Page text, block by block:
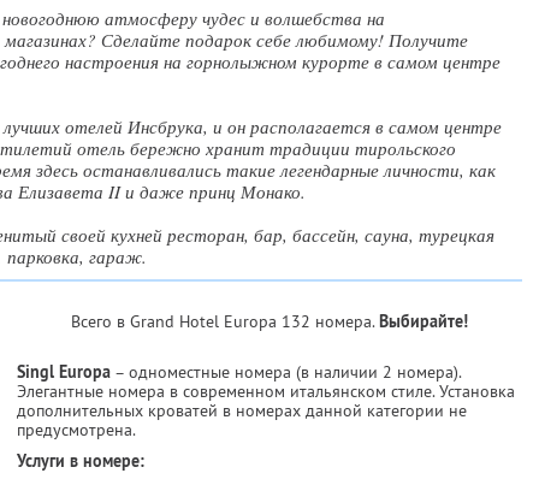
атмосферу чудес и волшебства на
Сделайте подарок себе любимому! Получите
настроения на горнолыжном курорте в самом центре
отелей Инсбрука, и он располагается в самом центре
отель бережно хранит традиции тирольского
здесь останавливались такие легендарные личности, как
Елизавета II и даже принц Монако.
своей кухней ресторан, бар, бассейн, сауна, турецкая
парковка, гараж.
Всего в Grand Hotel Europa 132 номера.Выбирайте!
Singl Europa – одноместные номера (в наличии 2 номера).
Элегантные номера в современном итальянском стиле. Установка
дополнительных кроватей в номерах данной категории не
предусмотрена.
Услуги в номере: